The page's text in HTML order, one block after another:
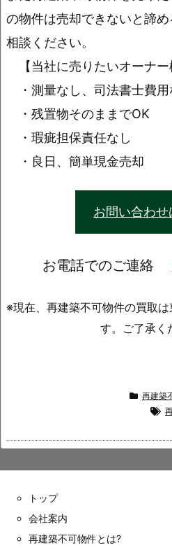
の物件は売却できないと諦
相談ください。
【当社に売りたいオーナー
・測量なし、司法書士費用
・残置物そのままでOK
・瑕疵担保責任なし
・良日、簡単現金売却
お問い合わせ
お電話でのご連絡
※現在、再建築不可物件の買取
す。ご了承く
再建築
トップ
会社案内
再建築不可物件とは?